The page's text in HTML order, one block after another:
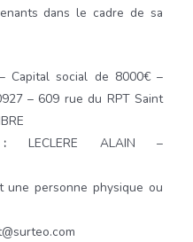
dans le cadre de sa
Capital social de 8000€ –
– 609 rue du RPT Saint
: LECLERE ALAIN –
une personne physique ou